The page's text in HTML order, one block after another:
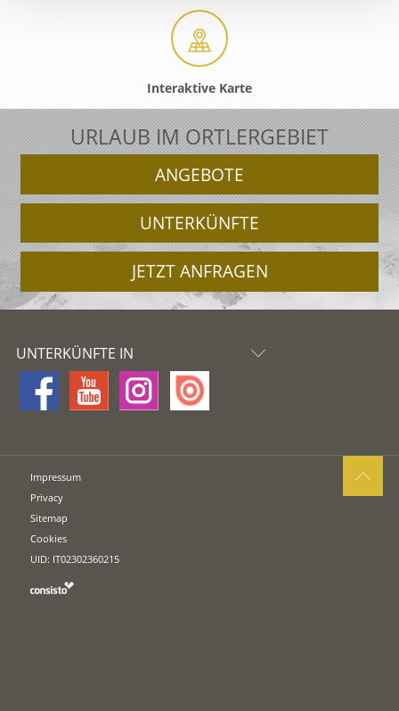
Interaktive Karte
URLAUB IM ORTLERGEBIET
ANGEBOTE
UNTERKÜNFTE
JETZT ANFRAGEN
UNTERKÜNFTE IN
Impressum
Privacy
Sitemap
Cookies
UID: IT02302360215